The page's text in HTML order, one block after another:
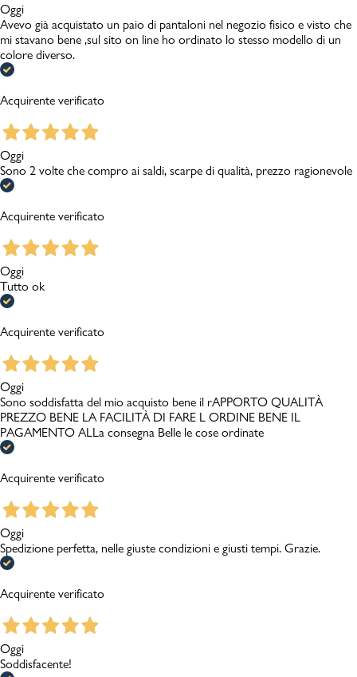
Oggi
Avevo già acquistato un paio di pantaloni nel negozio fisico e visto che
mi stavano bene ,sul sito on line ho ordinato lo stesso modello di un
colore diverso.
Acquirente verificato
Oggi
Sono 2 volte che compro ai saldi, scarpe di qualità, prezzo ragionevole
Acquirente verificato
Oggi
Tutto ok
Acquirente verificato
Oggi
Sono soddisfatta del mio acquisto bene il rAPPORTO QUALITÀ
PREZZO BENE LA FACILITÀ DI FARE L ORDINE BENE IL
PAGAMENTO ALLa consegna Belle le cose ordinate
Acquirente verificato
Oggi
Spedizione perfetta, nelle giuste condizioni e giusti tempi. Grazie.
Acquirente verificato
Oggi
Soddisfacente!